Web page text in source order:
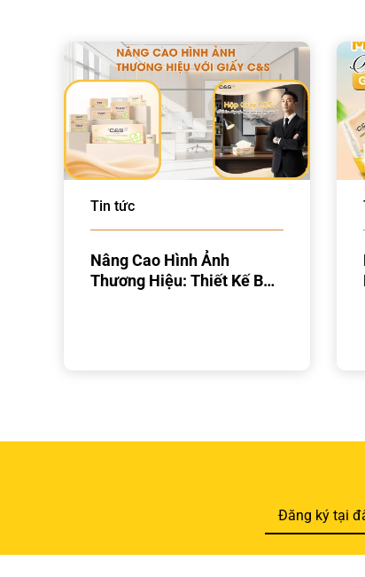
Tin tức
Nâng Cao Hình Ảnh
Thương Hiệu: Thiết Kế Bao